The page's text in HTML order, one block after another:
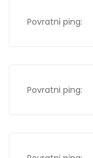
Povratni ping:
Povratni ping: